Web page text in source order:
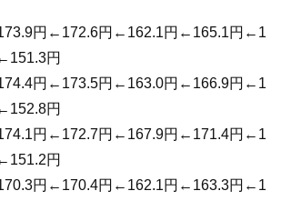
円←172.6円←162.1円←165.1円←1
円
円←173.5円←163.0円←166.9円←1
円
円←172.7円←167.9円←171.4円←1
円
円←170.4円←162.1円←163.3円←1